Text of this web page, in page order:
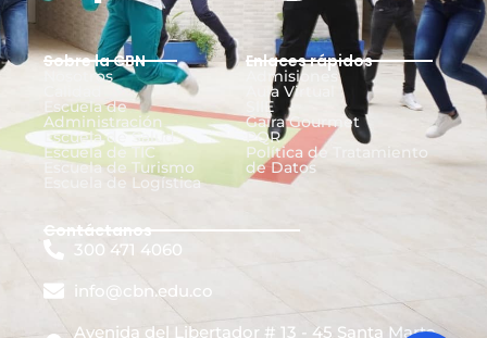
Sobre la CBN
Nosotros
Escuela de
Administración
Escuela de Salud
Escuela de TIC
Escuela de Turismo
Escuela de Logística
Enlaces rápidos
Admisiones
Aula Virtual
SIIE
Gaira Gourmet
PQR
Política de Tratamiento
de Datos
Contáctanos
300 471 4060
info@cbn.edu.co
Avenida del Libertador # 13 - 45 Santa Marta